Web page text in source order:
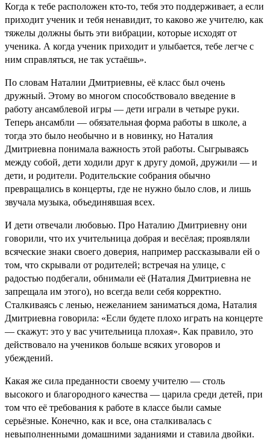
Когда к тебе расположен кто-то, тебя это поддерживает, а если
приходит ученик и тебя ненавидит, то каково же учителю, как
тяжелы должны быть эти вибрации, которые исходят от
ученика. А когда ученик приходит и улыбается, тебе легче с
ним справляться, не так устаёшь».
По словам Наталии Дмитриевны, её класс был очень
дружный. Этому во многом способствовало введение в
работу ансамб­левой игры — дети играли в четыре руки.
Теперь ансамбли — обязательная форма работы в школе, а
тогда это было необычно и в новинку, но Наталия
Дмитриевна понимала важность этой работы. Сыгрываясь
между собой, дети ходили друг к другу домой, дружили — и
дети, и родители. Родительские собрания обычно
превращались в концерты, где не нужно было слов, и лишь
звучала музыка, объединявшая всех.
И дети отвечали любовью. Про Наталию Дмитриевну они
говорили, что их учительница добрая и весёлая; проявляли
всяческие знаки своего доверия, например рассказывали ей о
том, что скрывали от родителей; встречая на улице, с
радостью подбегали, обнимали её (Наталия Дмитриевна не
запрещала им этого), но всегда вели себя корректно.
Сталкиваясь с ленью, нежеланием заниматься дома, Наталия
Дмитриевна говорила: «Если будете плохо играть на концерте
— скажут: это у вас учительница плохая». Как правило, это
действовало на учеников больше всяких уговоров и
убеждений.
Какая же сила преданности своему учителю — столь
высокого и благородного качества — царила среди детей, при
том что её требования к работе в классе были самые
серьёзные. Конечно, как и все, она сталкивалась с
невыполненными домашними заданиями и ставила двойки.